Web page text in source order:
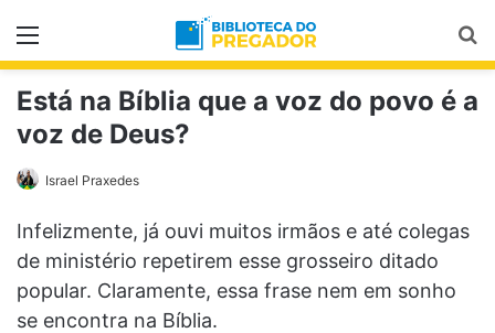
Menu
Está na Bíblia que a voz do povo é a
voz de Deus?
Israel Praxedes
Infelizmente, já ouvi muitos irmãos e até colegas
de ministério repetirem esse grosseiro ditado
popular. Claramente, essa frase nem em sonho
se encontra na Bíblia.